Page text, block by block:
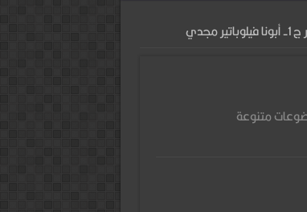
متنوعة